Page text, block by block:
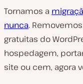
Tornamos a
nunca.
gratuitas do
hospedagem,
site ou cem, agora